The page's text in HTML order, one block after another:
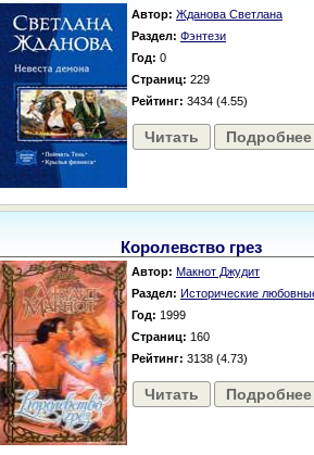
Автор: Жданова Светлана
Раздел: Фэнтези
Год: 0
Страниц: 229
Рейтинг: 3434 (4.55)
Читать Подробнее
Королевство грез
Автор: Макнот Джудит
Раздел: Исторические
Год: 1999
Страниц: 160
Рейтинг: 3138 (4.73)
Читать Подробнее